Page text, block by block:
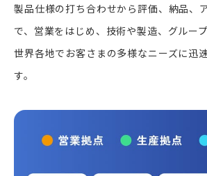
製品仕様の打ち合わせから評価、納品、
で、営業をはじめ、技術や製造、グルー
世界各地でお客さまの多様なニーズに迅
す。